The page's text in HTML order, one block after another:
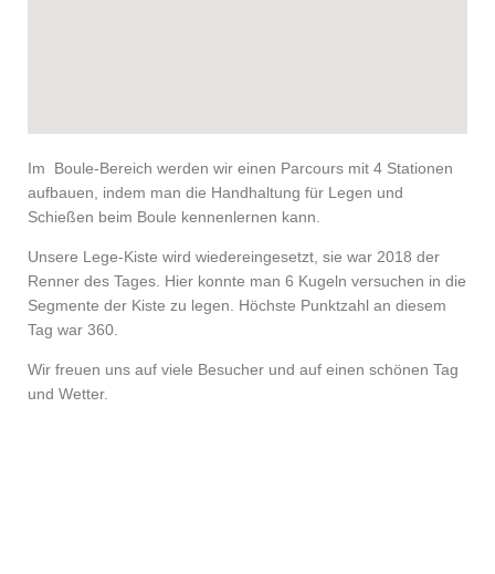
Im Boule-Bereich werden wir einen Parcours mit 4 Stationen
aufbauen, indem man die Handhaltung für Legen und
Schießen beim Boule kennenlernen kann.
Unsere Lege-Kiste wird wiedereingesetzt, sie war 2018 der
Renner des Tages. Hier konnte man 6 Kugeln versuchen in die
Segmente der Kiste zu legen. Höchste Punktzahl an diesem
Tag war 360.
Wir freuen uns auf viele Besucher und auf einen schönen Tag
und Wetter.